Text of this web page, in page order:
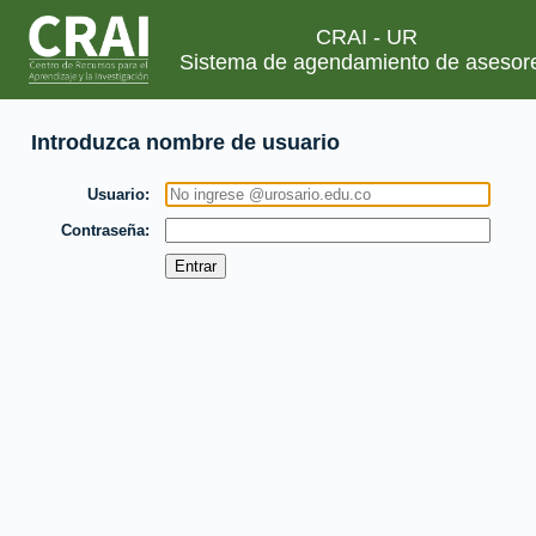
CRAI - UR
Sistema de agendamiento de
Introduzca nombre de usuario
Usuario
Contraseña